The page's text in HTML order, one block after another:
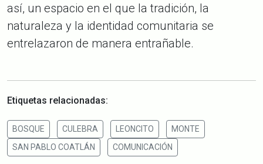
así, un espacio en el que la tradición, la
naturaleza y la identidad comunitaria se
entrelazaron de manera entrañable.
Etiquetas relacionadas:
BOSQUE CULEBRA LEONCITO
MONTE
SAN PABLO COATLÁN
COMUNICACIÓN